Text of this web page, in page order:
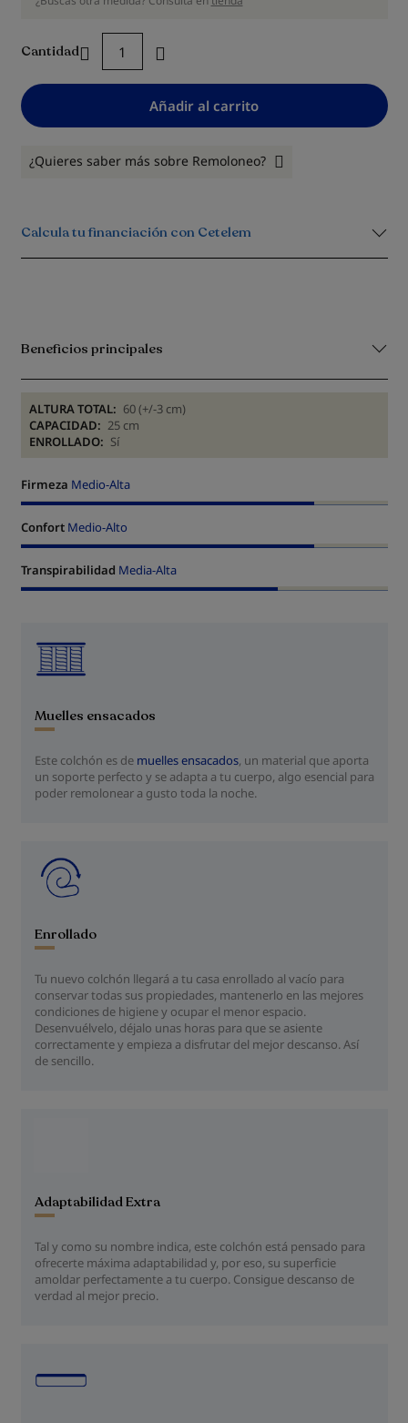
Cantidad
Añadir al carrito
¿Quieres saber más sobre Remoloneo?
Calcula tu financiación con Cetelem
Beneficios principales
ALTURA TOTAL: 60 (+/-3 cm)
CAPACIDAD: 25 cm
ENROLLADO: Sí
Firmeza Medio-Alta
Confort Medio-Alto
Transpirabilidad Media-Alta
Muelles ensacados
Este colchón es de muelles ensacados, un material que aporta
un soporte perfecto y se adapta a tu cuerpo, algo esencial para
poder remolonear a gusto toda la noche.
Enrollado
Tu nuevo colchón llegará a tu casa enrollado al vacío para
conservar todas sus propiedades, mantenerlo en las mejores
condiciones de higiene y ocupar el menor espacio.
Desenvuélvelo, déjalo unas horas para que se asiente
correctamente y empieza a disfrutar del mejor descanso. Así
de sencillo.
Adaptabilidad Extra
Tal y como su nombre indica, este colchón está pensado para
ofrecerte máxima adaptabilidad y, por eso, su superficie
amoldar perfectamente a tu cuerpo. Consigue descanso de
verdad al mejor precio.